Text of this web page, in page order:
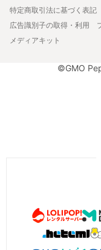
特定商取引法に基づく表記
広告識別子の取得・利用
メディアキット
©GMO